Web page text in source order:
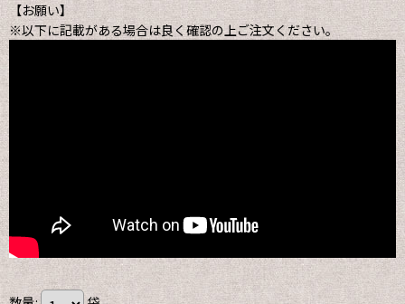
【お願い】
※以下に記載がある場合は良く確認の上ご注文ください。